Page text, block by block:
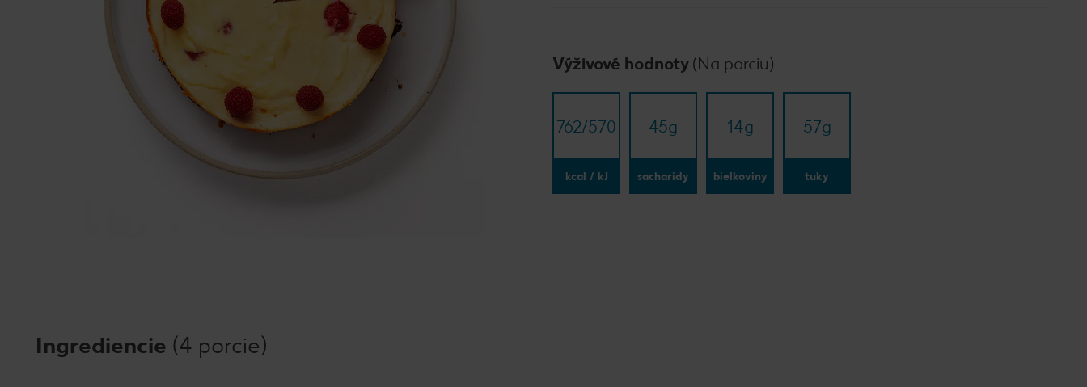
Výživové hodnoty (Na porciu)
762/​570
kcal / kJ
45g
sacharidy
14g
bielkoviny
57g
tuky
Ingrediencie (4 porcie)